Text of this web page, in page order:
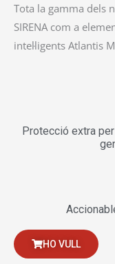
Tota la gamma dels
SIRENA com a
intel·ligents Atlantis
Protecció extra
HO VULL